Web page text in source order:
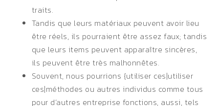
traits.
Tandis que leurs matériaux peuvent avoir lieu
être réels, ils pourraient être assez faux; tandis
que leurs items peuvent apparaître sincères,
ils peuvent être très malhonnêtes.
Souvent, nous pourrions {utiliser ces|utiliser
ces|méthodes ou autres individus comme tous
pour d’autres entreprise fonctions, aussi, tels